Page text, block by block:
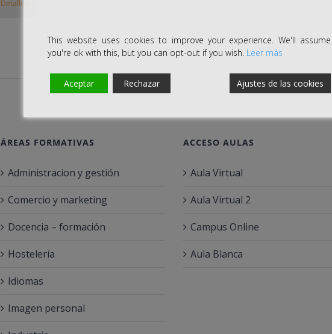
Detalles
ÁREAS FORMATIVAS
Administracion y gestión
Comercio y marketing
Docencia – formación
Hostelería
Idiomas
Imagen personal
ACCESO AULAS
Aula Virtual
Aula Virtual 2
Campus Online
Aula Blanca
This website uses cookies to improve your experience. We'll assume
you're ok with this, but you can opt-out if you wish. Leer más
Aceptar Rechazar Ajustes de las cookies